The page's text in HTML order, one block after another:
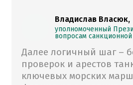
Владислав Власюк,
уполномоченный
вопросам
Далее логичный шаг –
проверок и арестов
ключевых морских